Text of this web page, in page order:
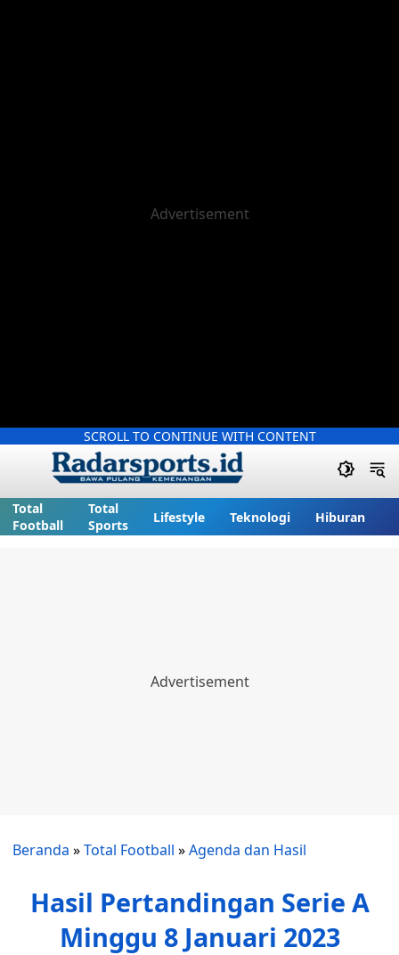
SCROLL TO CONTINUE WITH CONTENT
Total
Football
Total
Sports
Lifestyle Teknologi Hiburan
Beranda »Total Football »Agenda dan Hasil
Hasil Pertandingan Serie A
Minggu 8 Januari 2023